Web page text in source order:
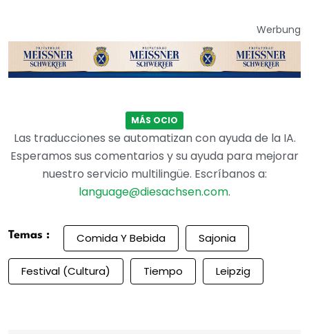
Werbung
MÁS OCIO
Las traducciones se automatizan con ayuda de la IA.
Esperamos sus comentarios y su ayuda para mejorar
nuestro servicio multilingüe. Escríbanos a:
language@diesachsen.com.
Temas : Comida Y Bebida Sajonia
Festival (Cultura) Tiempo Leipzig